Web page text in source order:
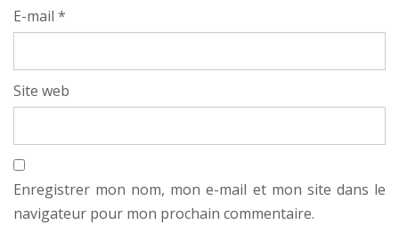
E-mail *
Site web
Enregistrer mon nom, mon e-mail et mon site dans le
navigateur pour mon prochain commentaire.